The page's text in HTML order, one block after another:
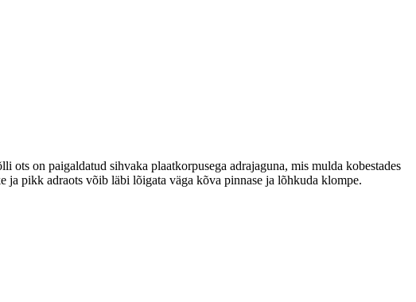
on paigaldatud sihvaka plaatkorpusega adrajaguna, mis mulda kobestades
ja pikk adraots võib läbi lõigata väga kõva pinnase ja lõhkuda klompe.